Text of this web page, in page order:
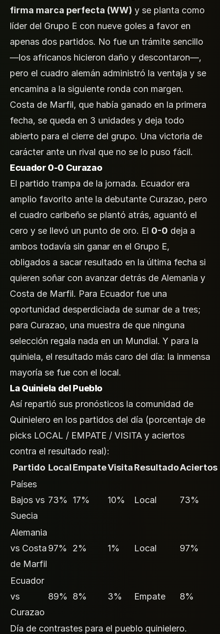
firma marca perfecta (WW) y se planta como
líder del Grupo E con nueve goles a favor en
apenas dos partidos. No fue un trámite sencillo
—los africanos hicieron daño y descontaron—,
pero el cuadro alemán administró la ventaja y se
encamina a la siguiente ronda con margen.
Costa de Marfil, que había ganado en la primera
fecha, se queda en 3 unidades y deja todo
abierto para el cierre del grupo. Una victoria de
carácter ante un rival que no se lo puso fácil.
Ecuador 0-0 Curazao
El partido trampa de la jornada. Ecuador era
amplio favorito ante la debutante Curazao, pero
el cuadro caribeño se plantó atrás, aguantó el
cero y se llevó un punto de oro. El 0-0 deja a
ambos todavía sin ganar en el Grupo E,
obligados a sacar resultado en la última fecha si
quieren soñar con avanzar detrás de Alemania y
Costa de Marfil. Para Ecuador fue una
oportunidad desperdiciada de sumar de a tres;
para Curazao, una muestra de que ninguna
selección regala nada en un Mundial. Y para la
quiniela, el resultado más caro del día: la inmensa
mayoría se fue con el local.
La Quiniela del Pueblo
Así repartió sus pronósticos la comunidad de
Quinielero en los partidos del día (porcentaje de
picks LOCAL / EMPATE / VISITA y aciertos
contra el resultado real):
Partido LocalEmpateVisitaResultadoAciertos
Países
Bajos vs
Suecia
73% 17% 10% Local 73%
Alemania
vs Costa
de Marfil
97% 2% 1% Local 97%
Ecuador
vs
Curazao
89% 8% 3% Empate 8%
Día de contrastes para el pueblo quinielero.